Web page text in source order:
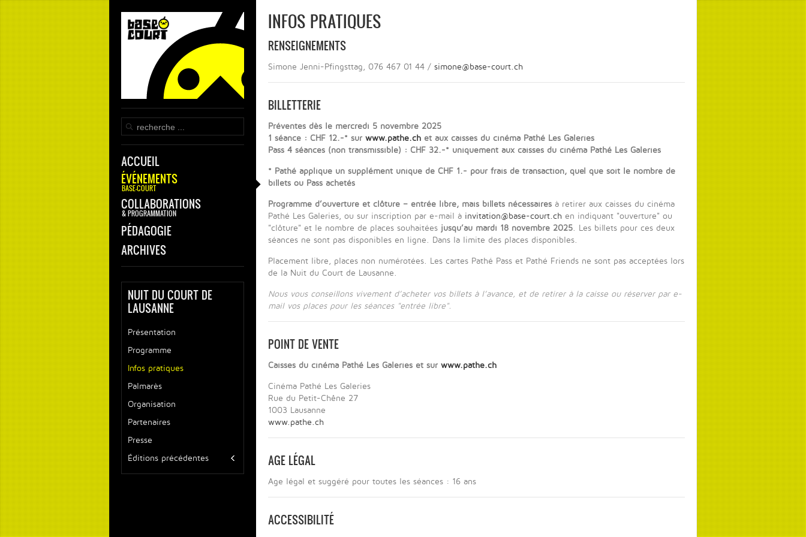
ACCUEIL
ÉVÉNEMENTS
BASE-COURT
COLLABORATIONS
& PROGRAMMATION
PÉDAGOGIE
ARCHIVES
NUIT DU COURT DE
LAUSANNE
Présentation
Programme
Infos pratiques
Palmarès
Organisation
Partenaires
Presse
Éditions précédentes
INFOS PRATIQUES
RENSEIGNEMENTS
Simone Jenni-Pfingsttag, 076 467 01 44 / simone@base-court.ch
BILLETTERIE
Préventes dès le mercredi 5 novembre 2025
1 séance : CHF 12.-* sur www.pathe.ch et aux caisses du cinéma Pathé Les Galeries
Pass 4 séances (non transmissible) : CHF 32.-* uniquement aux caisses du cinéma Pathé Les Galeries
* Pathé applique un supplément unique de CHF 1.- pour frais de transaction, quel que soit le nombre de
billets ou Pass achetés
Programme d’ouverture et clôture – entrée libre, mais billets nécessaires à retirer aux caisses du cinéma
Pathé Les Galeries, ou sur inscription par e-mail à invitation@base-court.ch en indiquant "ouverture" ou
"clôture" et le nombre de places souhaitées jusqu’au mardi 18 novembre 2025. Les billets pour ces deux
séances ne sont pas disponibles en ligne. Dans la limite des places disponibles.
Placement libre, places non numérotées. Les cartes Pathé Pass et Pathé Friends ne sont pas acceptées lors
de la Nuit du Court de Lausanne.
Nous vous conseillons vivement d’acheter vos billets à l’avance, et de retirer à la caisse ou réserver par e-
mail vos places pour les séances "entrée libre".
POINT DE VENTE
Caisses du cinéma Pathé Les Galeries et sur www.pathe.ch
Cinéma Pathé Les Galeries
Rue du Petit-Chêne 27
1003 Lausanne
www.pathe.ch
AGE LÉGAL
Age légal et suggéré pour toutes les séances : 16 ans
ACCESSIBILITÉ